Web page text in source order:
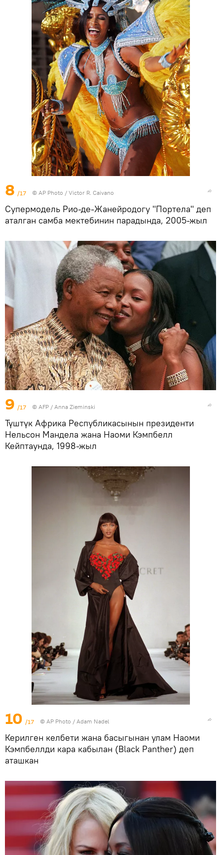
8 /17 © AP Photo / Victor R. Caivano
Супермодель Рио-де-Жанейродогу "Портела" деп
аталган самба мектебинин парадында, 2005-жыл
9 /17 © AFP / Anna Zieminski
Түштүк Африка Республикасынын президенти
Нельсон Мандела жана Наоми Кэмпбелл
Кейптаунда, 1998-жыл
10 /17 © AP Photo / Adam Nadel
Керилген келбети жана басыгынан улам Наоми
Кэмпбеллди кара кабылан (Black Panther) деп
аташкан